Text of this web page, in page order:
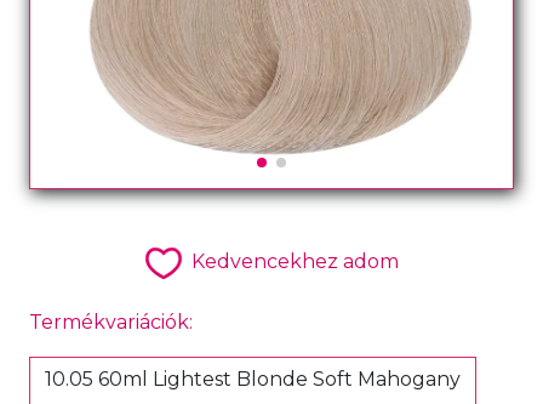
Kedvencekhez adom
Termékvariációk:
10.05 60ml Lightest Blonde Soft Mahogany